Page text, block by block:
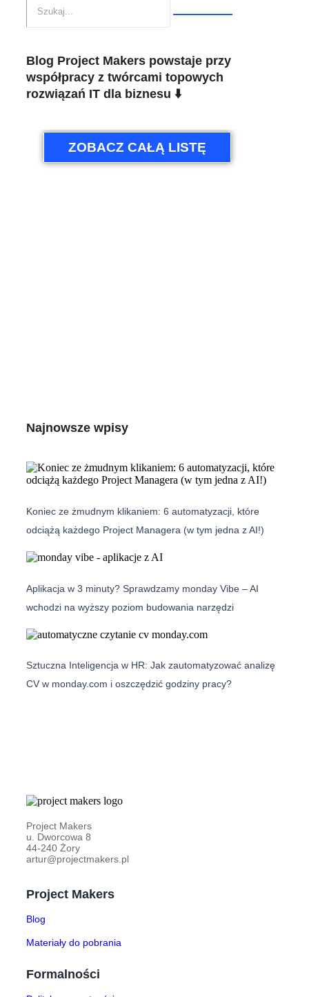
Blog Project Makers powstaje przy
współpracy z twórcami topowych
rozwiązań IT dla biznesu ⬇️
ZOBACZ CAŁĄ LISTĘ
Najnowsze wpisy
Koniec ze żmudnym klikaniem: 6 automatyzacji, które
odciążą każdego Project Managera (w tym jedna z AI!)
Aplikacja w 3 minuty? Sprawdzamy monday Vibe – AI
wchodzi na wyższy poziom budowania narzędzi
Sztuczna Inteligencja w HR: Jak zautomatyzować analizę
CV w monday.com i oszczędzić godziny pracy?
Project Makers
u. Dworcowa 8
44-240 Żory
artur@projectmakers.pl
Project Makers
Blog
Materiały do pobrania
Formalności